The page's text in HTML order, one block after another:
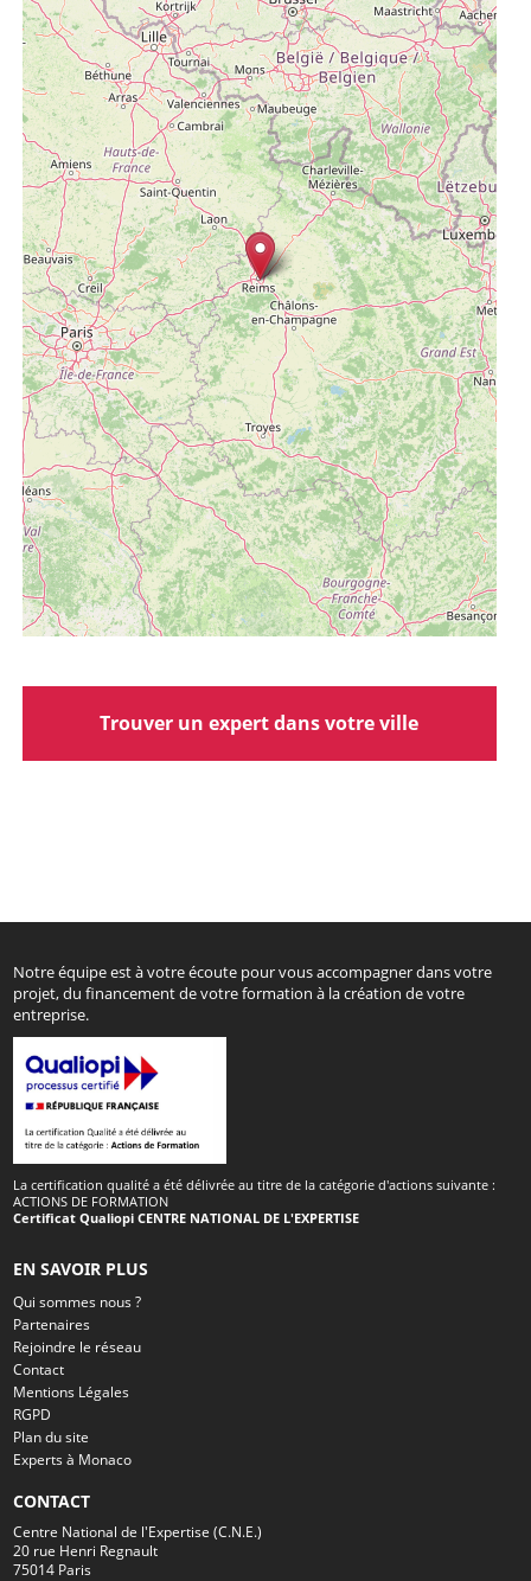
Trouver un expert dans votre ville
Notre équipe est à votre écoute pour vous accompagner dans votre
projet, du financement de votre formation à la création de votre
entreprise.
La certification qualité a été délivrée au titre de la catégorie d'actions suivante :
ACTIONS DE FORMATION
Certificat Qualiopi CENTRE NATIONAL DE L'EXPERTISE
EN SAVOIR PLUS
Qui sommes nous ?
Partenaires
Rejoindre le réseau
Contact
Mentions Légales
RGPD
Plan du site
Experts à Monaco
CONTACT
Centre National de l'Expertise (C.N.E.)
20 rue Henri Regnault
75014 Paris